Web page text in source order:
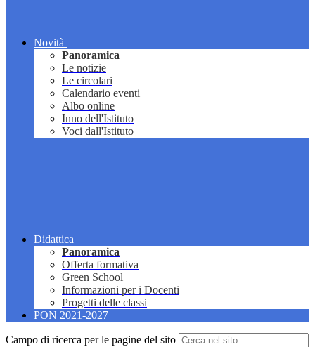
Novità
Panoramica
Le notizie
Le circolari
Calendario eventi
Albo online
Inno dell'Istituto
Voci dall'Istituto
Didattica
Panoramica
Offerta formativa
Green School
Informazioni per i Docenti
Progetti delle classi
PON 2021-2027
Campo di ricerca per le pagine del sito